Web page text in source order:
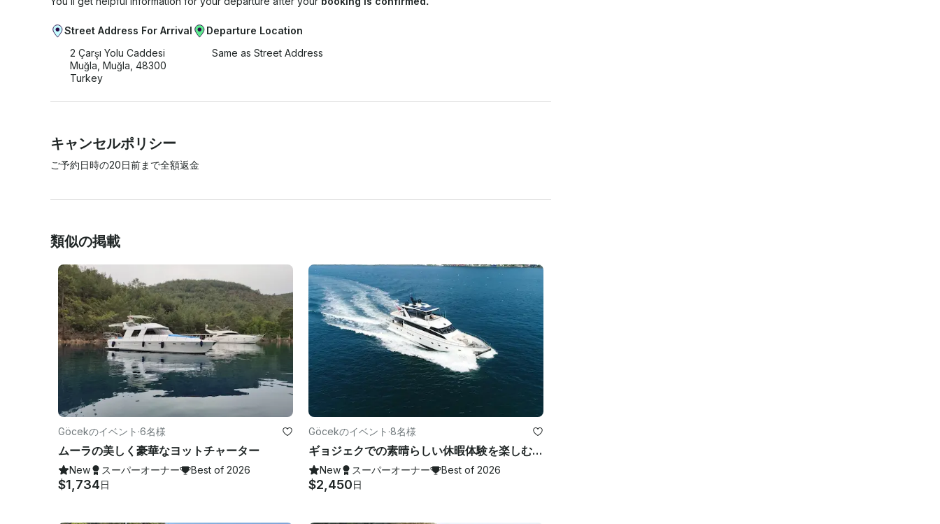
Street Address For Arrival
2 Çarşı Yolu Caddesi
Muğla, Muğla, 48300
Turkey
Departure Location
Same as Street Address
キャンセルポリシー
ご予約日時の20日前まで全額返金
類似の掲載
Göcekのイベント ·6名様
ムーラの美しく豪華なヨットチャーター
New スーパーオーナー Best of 2026
$1,734日
Göcekのイベント ·8名様
ギョジェクでの素晴らしい休暇体験を楽しむ、乗組員付きの魅力的な88フィートモーターヨット
New スーパーオーナー Best of 2026
$2,450日